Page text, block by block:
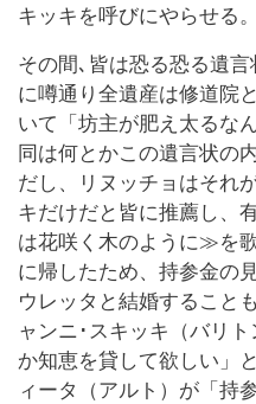
キッキを呼びにやらせる。
その間､皆は恐る恐る遺
に噂通り全遺産は修道院
いて「坊主が肥え太るな
同は何とかこの遺言状の
だし、リヌッチョはそれ
キだけだと皆に推薦し、
は花咲く木のように≫を
に帰したため、持参金の
ウレッタと結婚すること
ャンニ･スキッキ（バリ
か知恵を貸して欲しい」
ィータ（アルト）が「持